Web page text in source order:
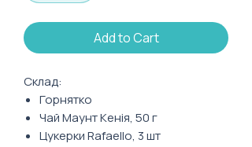
Add to Cart
Склад:
Горнятко
Чай Маунт Кенія, 50 г
Цукерки Rafaello, 3 шт